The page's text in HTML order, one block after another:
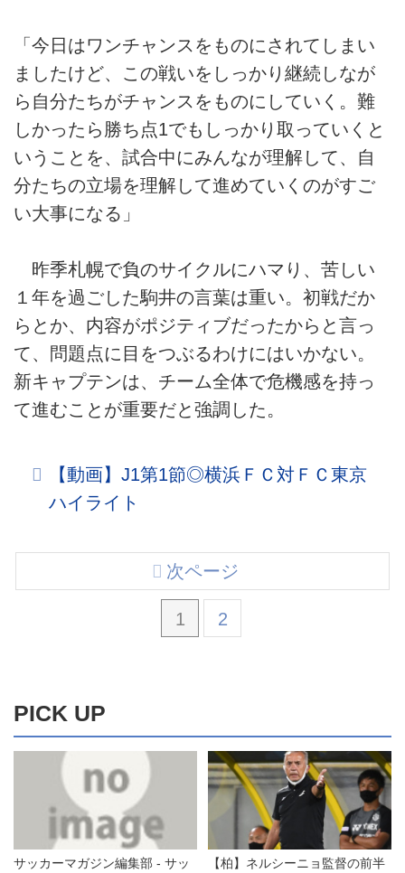
「今日はワンチャンスをものにされてしまい
ましたけど、この戦いをしっかり継続しなが
ら自分たちがチャンスをものにしていく。難
しかったら勝ち点1でもしっかり取っていくと
いうことを、試合中にみんなが理解して、自
分たちの立場を理解して進めていくのがすご
い大事になる」
昨季札幌で負のサイクルにハマり、苦しい
１年を過ごした駒井の言葉は重い。初戦だか
らとか、内容がポジティブだったからと言っ
て、問題点に目をつぶるわけにはいかない。
新キャプテンは、チーム全体で危機感を持っ
て進むことが重要だと強調した。
【動画】J1第1節◎横浜ＦＣ対ＦＣ東京
ハイライト
1 2
次ページ
PICK UP
サッカーマガジン編集部 - サッ
【柏】ネルシーニョ監督の前半